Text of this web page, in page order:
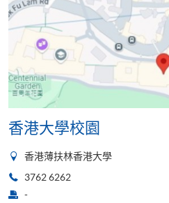
香港大學校園
香港薄扶林香港大學
3762 6262
-